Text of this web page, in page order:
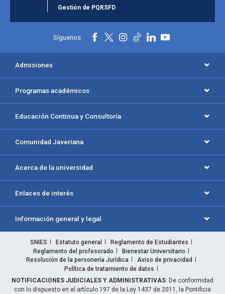
Gestión de PQRSFD
Síguenos
Admisiones
Programas académicos
Educación Continua y Consultoría
Comunidad Javeriana
Acerca de la universidad
Enlaces de interés
Información general y legal
SNIES Estatuto general
Reglamento de Estudiantes
Reglamento del profesorado
Bienestar Universitario
Resolución de la personería Jurídica
Aviso de privacidad
Política de tratamiento de datos
NOTIFICACIONES JUDICIALES Y ADMINISTRATIVAS: De conformidad
con lo dispuesto en el artículo 197 de la Ley 1437 de 2011, la Pontificia